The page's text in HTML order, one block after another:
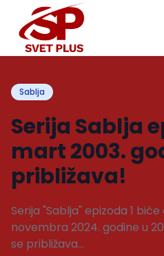
Sablja
Serija Sablja
mart 2003.
približava!
Serija "Sablja" epizoda 1
novembra 2024. godine u
se približava...